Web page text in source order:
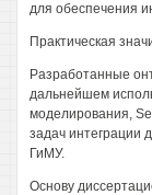
для обеспечения
Практическая
Разработанные
дальнейшем
моделирования,
задач интеграции
ГиМУ.
Основу